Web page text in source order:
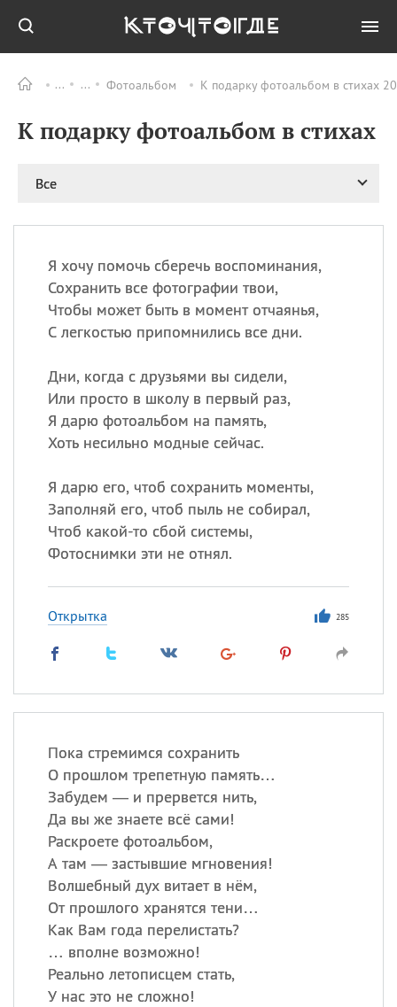
Фотоальбом К подарку фотоальбом в стихах
К подарку фотоальбом в стихах
Все
Я хочу помочь сберечь воспоминания,
Сохранить все фотографии твои,
Чтобы может быть в момент отчаянья,
С легкостью припомнились все дни.
Дни, когда с друзьями вы сидели,
Или просто в школу в первый раз,
Я дарю фотоальбом на память,
Хоть несильно модные сейчас.
Я дарю его, чтоб сохранить моменты,
Заполняй его, чтоб пыль не собирал,
Чтоб какой-то сбой системы,
Фотоснимки эти не отнял.
Открытка 285
Пока стремимся сохранить
О прошлом трепетную память…
Забудем — и прервется нить,
Да вы же знаете всё сами!
Раскроете фотоальбом,
А там — застывшие мгновения!
Волшебный дух витает в нём,
От прошлого хранятся тени…
Как Вам года перелистать?
… вполне возможно!
Реально летописцем стать,
У нас это не сложно!
ПРАЗДНИКИ Все
09.08 День памяти жертв
09.08
Национальный день
рисового пудинга
День Дымняшки
(Smokey Bear Day)
ИМЕНА
Сегодня празднуют именины
Сергей, Теодор,Федор
Посмотреть значение
происхождение